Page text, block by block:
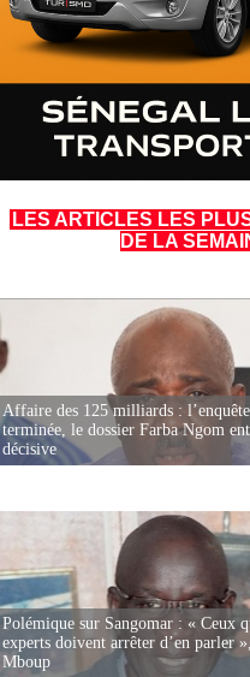
LES ARTICLES LES
DE LA
Affaire des 125 milliards :
terminée, le dossier Farba Ngom
décisive
Polémique sur Sangomar : « Ceux
experts doivent arrêter d’en parler
Mboup